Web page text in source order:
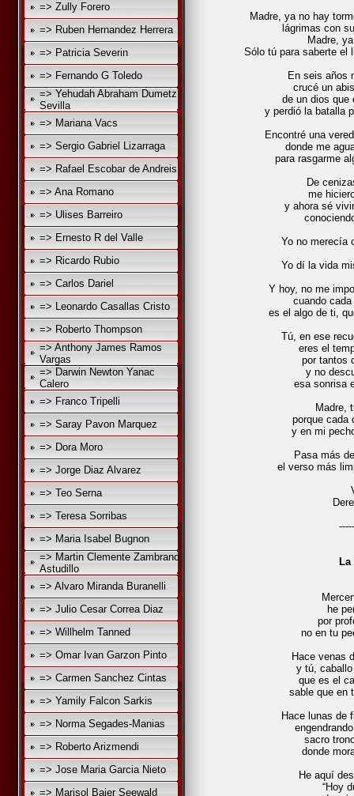
=> Zully Forero
=> Ruben Hernandez Herrera
=> Patricia Severin
=> Fernando G Toledo
=> Yehudah Abraham Dumetz
Sevilla
=> Mariana Vacs
=> Sergio Gabriel Lizarraga
=> Rafael Escobar de Andreis
=> Ana Romano
=> Ulises Barreiro
=> Ernesto R del Valle
=> Ricardo Rubio
=> Carlos Dariel
=> Leonardo Casallas Cristo
=> Roberto Thompson
=> Anthony James Ramos
Vargas
=> Darwin Newton Yanac
Calero
=> Franco Tripelli
=> Saray Pavon Marquez
=> Dora Moro
=> Jorge Diaz Alvarez
=> Teo Serna
=> Teresa Sorribas
=> Maria Isabel Bugnon
=> Martin Clemente Zambrano
Astudillo
=> Alvaro Miranda Buranelli
=> Julio Cesar Correa Diaz
=> Willhelm Tanned
=> Omar Ivan Garzon Pinto
=> Carmen Sanchez Cintas
=> Yamily Falcon Sarkis
=> Norma Segades-Manias
=> Roberto Arizmendi
=> Jose Maria Garcia Nieto
=> Marisol Baier Seewald
Madre, ya no hay
lágrimas con
Madre,
Sólo tú para saberte
En seis años
crucé un
de un dios que
y perdió la batalla
Encontré una
donde me
para rasgarme
De
me
y ahora sé
Yo no merecía
Yo dí la vida
Y hoy, no me
cuando
es el algo de ti,
Tú, en ese
eres el
por tantos
y no
esa sonrisa
Madre,
porque cada
y en mi
Pasa más
el verso más
he
por
no en tu
Hace venas
y tú,
que es el
sable que en
Hace lunas de
sacro
donde
He aquí
“Hoy